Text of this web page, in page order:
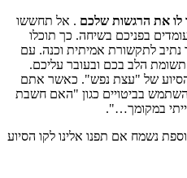
את הרגשות שלכם . אל תחששו
בפניכם בשיחה. כך תוכלו
נתיב לתקשורת אמיתית וכנה. עם
הלב בכם ובעובר עליכם.
הסיוע של "עצת נפש". כאשר אתם
בביטויים כגון "האם חשבת
במקומך…".
נשמח אם תפנו אלינו לקו הסיוע